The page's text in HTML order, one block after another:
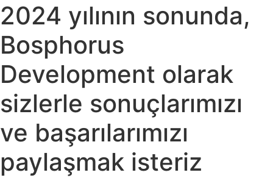
2024 yılının sonunda,
Bosphorus
Development olarak
sizlerle sonuçlarımızı
ve başarılarımızı
paylaşmak isteriz